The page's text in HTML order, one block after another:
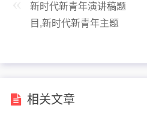
新时代新青年演讲稿题
目,新时代新青年主题
相关文章